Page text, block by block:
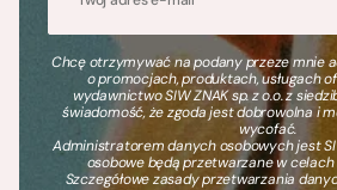
Chcę otrzymywać na podany przeze mnie
o promocjach, produktach, usługach
wydawnictwo SIW ZNAK sp. z o.o. z
świadomość, że zgoda jest dobrowolna i
wycofać.
Administratorem danych osobowych jest
osobowe będą przetwarzane w
Szczegółowe zasady przetwarzania